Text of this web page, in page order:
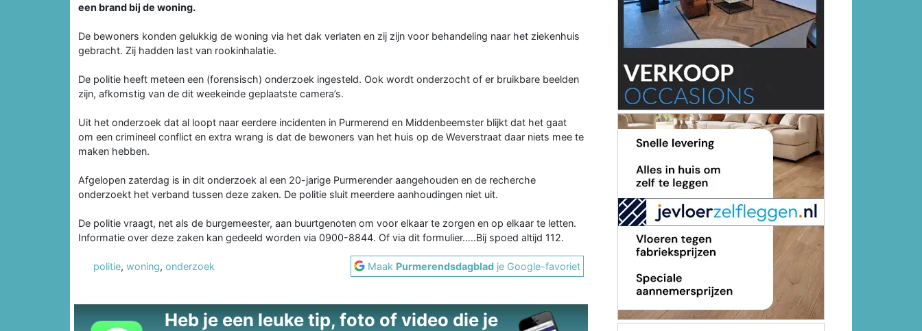
een brand bij de woning.
De bewoners konden gelukkig de woning via het dak verlaten en zij zijn voor behandeling naar het ziekenhuis
gebracht. Zij hadden last van rookinhalatie.
De politie heeft meteen een (forensisch) onderzoek ingesteld. Ook wordt onderzocht of er bruikbare beelden
zijn, afkomstig van de dit weekeinde geplaatste camera’s.
Uit het onderzoek dat al loopt naar eerdere incidenten in Purmerend en Middenbeemster blijkt dat het gaat
om een crimineel conflict en extra wrang is dat de bewoners van het huis op de Weverstraat daar niets mee te
maken hebben.
Afgelopen zaterdag is in dit onderzoek al een 20-jarige Purmerender aangehouden en de recherche
onderzoekt het verband tussen deze zaken. De politie sluit meerdere aanhoudingen niet uit.
De politie vraagt, net als de burgemeester, aan buurtgenoten om voor elkaar te zorgen en op elkaar te letten.
Informatie over deze zaken kan gedeeld worden via 0900-8844. Of via dit formulier…..Bij spoed altijd 112.
politie, woning, onderzoek Maak Purmerendsdagblad je Google-favoriet
Heb je een leuke tip, foto of video die je